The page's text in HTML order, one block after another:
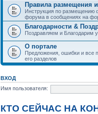
Правила размещения
Инструкция по размещению
форума в сообщениях на
Благодарности &
Поздравляем и Благодарим
О портале
Предложения, ошибки и все
его разделов
ВХОД
Имя пользователя:
КТО СЕЙЧАС НА